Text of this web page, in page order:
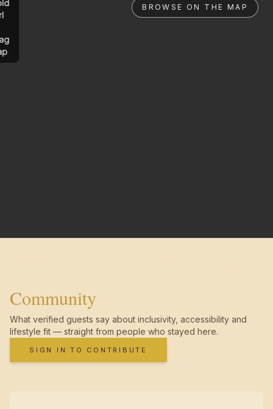
BROWSE ON THE MAP
Community
What verified guests say about inclusivity, accessibility and
lifestyle fit — straight from people who stayed here.
SIGN IN TO CONTRIBUTE